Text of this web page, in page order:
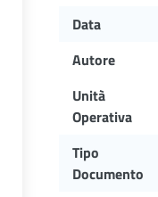
Data
Autore
Unità
Operativa
Tipo
Documento